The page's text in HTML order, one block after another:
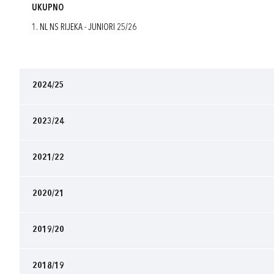
UKUPNO
1. NL NS RIJEKA - JUNIORI 25/26
2024/25
2023/24
2021/22
2020/21
2019/20
2018/19